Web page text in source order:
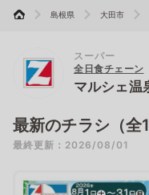
島根県 大田市
スーパー
全日食チェーン
マルシェ温
最新のチラシ（全1
最終更新：2026/08/01